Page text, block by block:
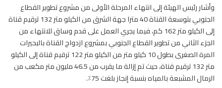
وأشار رئيس الهيئة إلى انتهاء المرحلة الأولى من مشروع تطوير القطاع
الجنوبي بتوسعة القناة 40 مترا جهة الشرق من الكيلو متر 132 ترقيم قناة
إلى الكيلو متر 162 كم، فيما يجري العمل على قدم وساق للانتهاء من
الجزء الثاني من تطوير القطاع الجنوبي بمشروع ازدواج القناة بالبحيرات
المرة الصغرى بطول 10 كيلو متر من الكيلو متر 122 ترقيم قناة إلى الكيلو
متر 132 ترقيم قناة، حيث تم إزالة ما يقرب من 46.5 مليون متر مكعب من
الرمال المشبعة بالمياه بنسبة إنجاز بلغت 75٪.